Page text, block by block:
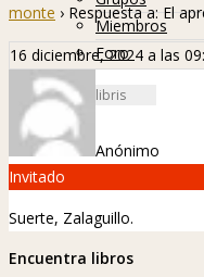
Miembros
Foro
monte › Respuesta a: El
16 diciembre, 2024 a las
Anónimo
Invitado
Suerte, Zalaguillo.
Encuentra libros